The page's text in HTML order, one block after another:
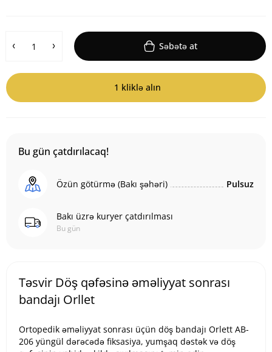
Səbətə at
1 kliklə alın
Bu gün çatdırılacaq!
Özün götürmə (Bakı şəhəri) Pulsuz
Bakı üzrə kuryer çatdırılması
Bu gün
Təsvir Döş qəfəsinə əməliyyat sonrası
bandajı Orllet
Ortopedik əməliyyat sonrası üçün döş bandajı Orlett AB-
206 yüngül dərəcədə fiksasiya, yumşaq dəstək və döş